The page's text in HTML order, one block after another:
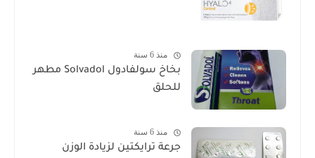
منذ 6 سنة
بخاخ سولفادول Solvadol مطهر
للحلق
منذ 6 سنة
جرعة ترايكتين لزيادة الوزن